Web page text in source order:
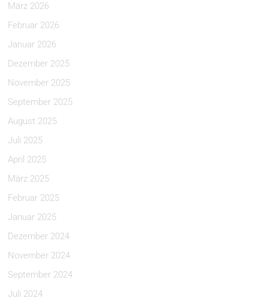
März 2026
Februar 2026
Januar 2026
Dezember 2025
November 2025
September 2025
August 2025
Juli 2025
April 2025
März 2025
Februar 2025
Januar 2025
Dezember 2024
November 2024
September 2024
Juli 2024